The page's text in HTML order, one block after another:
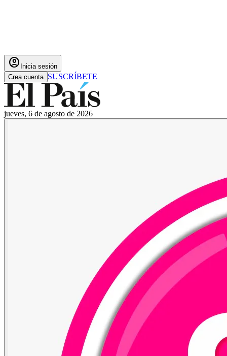
account_circle Inicia sesión
Crea cuenta SUSCRÍBETE
jueves, 6 de agosto de 2026